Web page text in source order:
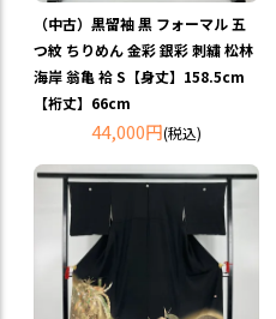
（中古）黒留袖 黒 フォーマル 五
つ紋 ちりめん 金彩 銀彩 刺繍 松林
海岸 翁亀 袷 S【身丈】158.5cm
【裄丈】66cm
44,000円(税込)